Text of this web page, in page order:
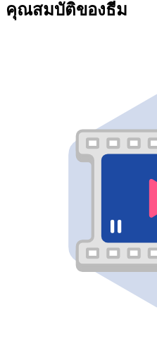
คุณสมบัติของธีม